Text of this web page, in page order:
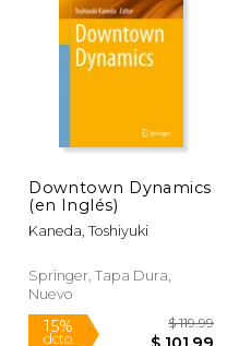
dcto. $
Downtown Dynamics
(en Inglés)
Kaneda, Toshiyuki
Springer, Tapa Dura,
Nuevo